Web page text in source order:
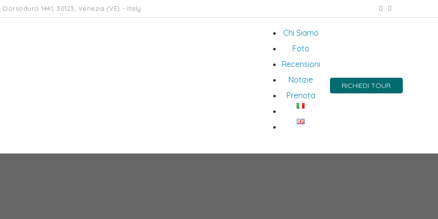
Dorsoduro 1441, 30123, Venezia (VE) - Italy
Chi Siamo
Foto
Recensioni
Notizie
Prenota
RICHIEDI TOUR